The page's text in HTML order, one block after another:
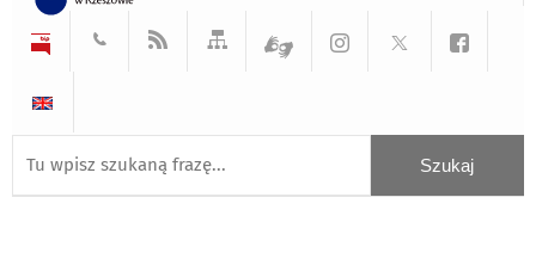
czarnymczarnymżółtym